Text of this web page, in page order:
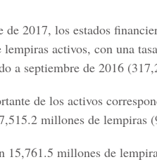
2017, los estados
activos, con una
a septiembre de 2016
de los activos
millones de lempiras
15,761.5 millones de